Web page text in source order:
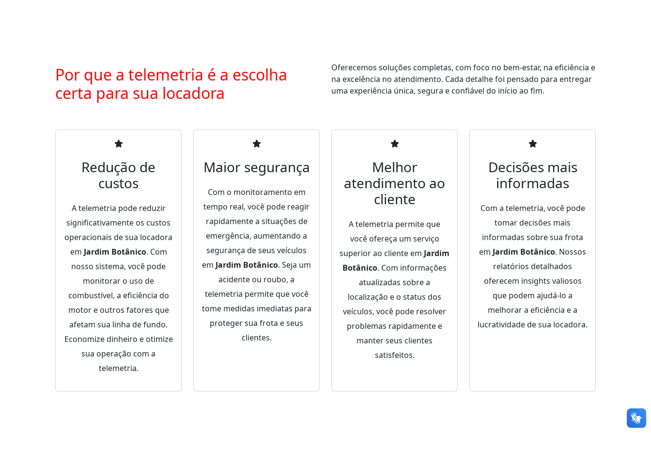
Por que a telemetria é a escolha
certa para sua locadora
Oferecemos soluções completas, com foco no bem-estar, na eficiência e
na excelência no atendimento. Cada detalhe foi pensado para entregar
uma experiência única, segura e confiável do início ao fim.
Redução de
custos
A telemetria pode reduzir
significativamente os custos
operacionais de sua locadora
em Jardim Botânico. Com
nosso sistema, você pode
monitorar o uso de
combustível, a eficiência do
motor e outros fatores que
afetam sua linha de fundo.
Economize dinheiro e otimize
sua operação com a
telemetria.
Maior segurança
Com o monitoramento em
tempo real, você pode reagir
rapidamente a situações de
emergência, aumentando a
segurança de seus veículos
em Jardim Botânico. Seja um
acidente ou roubo, a
telemetria permite que você
tome medidas imediatas para
proteger sua frota e seus
clientes.
Melhor
atendimento ao
cliente
A telemetria permite que
você ofereça um serviço
superior ao cliente em Jardim
Botânico. Com informações
atualizadas sobre a
localização e o status dos
veículos, você pode resolver
problemas rapidamente e
manter seus clientes
satisfeitos.
Decisões mais
informadas
Com a telemetria, você pode
tomar decisões mais
informadas sobre sua frota
em Jardim Botânico. Nossos
relatórios detalhados
oferecem insights valiosos
que podem ajudá-lo a
melhorar a eficiência e a
lucratividade de sua locadora.